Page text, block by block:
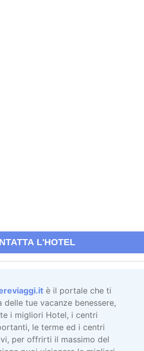
L'HOTEL
è il portale che ti
delle tue vacanze benessere,
i migliori Hotel, i centri
le terme ed i centri
per offrirti il massimo del